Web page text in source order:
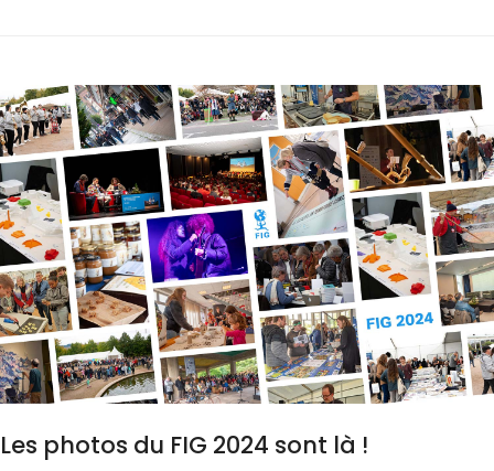
Les photos du FIG 2024 sont là !